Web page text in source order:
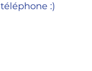
téléphone :)